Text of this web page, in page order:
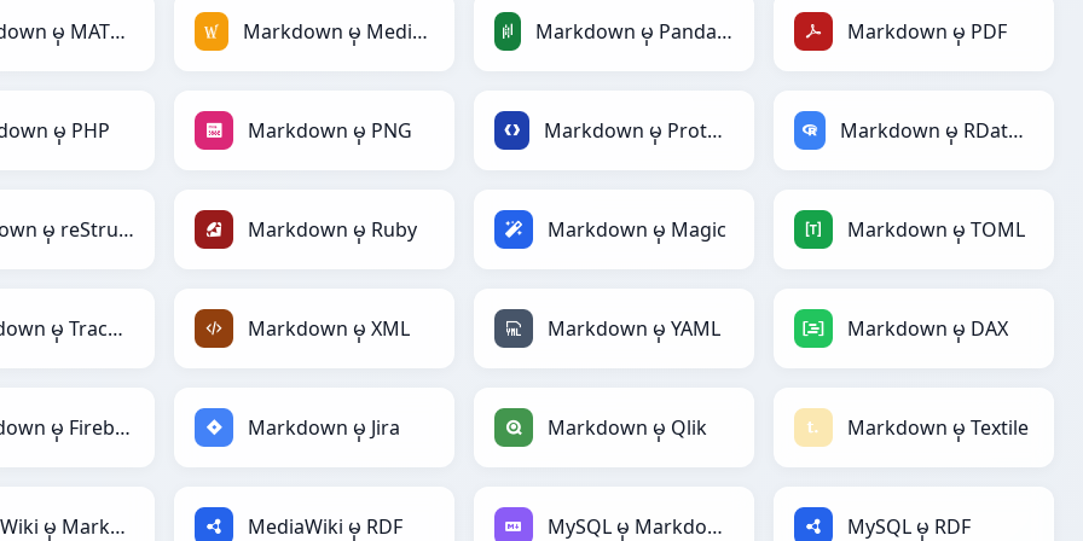
Markdown မှ MATLAB Markdown မှ MediaWiki Markdown မှ PandasDataFrame Markdown မှ PDF
မှ PHP Markdown မှ PNG Markdown မှ Protobuf Markdown မှ RDataFrame
Markdown မှ reStructuredText Markdown မှ Ruby Markdown မှ Magic Markdown မှ TOML
Markdown မှ TracWiki Markdown မှ XML Markdown မှ YAML Markdown မှ DAX
Markdown မှ Firebase Markdown မှ Jira Markdown မှ Qlik Markdown မှ Textile
MediaWiki မှ Markdown MediaWiki မှ RDF MySQL မှ Markdown MySQL မှ RDF